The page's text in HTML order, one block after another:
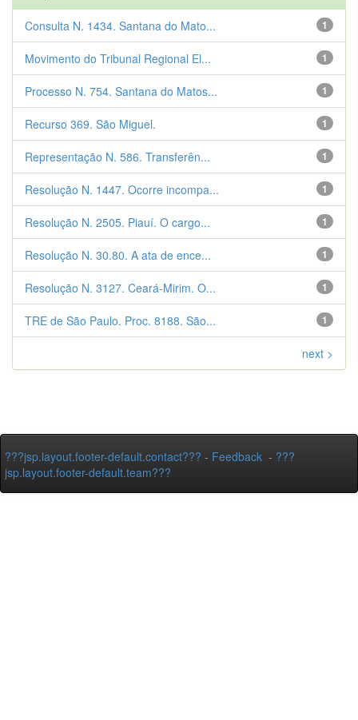
1
Consulta N. 1434. Santana do Mato...
1
Movimento do Tribunal Regional El...
1
Processo N. 754. Santana do Matos...
1
Recurso 369. São Miguel.
1
Representação N. 586. Transferên...
1
Resolução N. 1447. Ocorre incompa...
1
Resolução N. 2505. Piauí. O cargo...
1
Resolução N. 30.80. A ata de ence...
1
Resolução N. 3127. Ceará-Mirim. O...
1
TRE de São Paulo. Proc. 8188. São...
next >
???jsp.layout.footer-default.contact??? - Feedback - ???
jsp.layout.footer-default.team???